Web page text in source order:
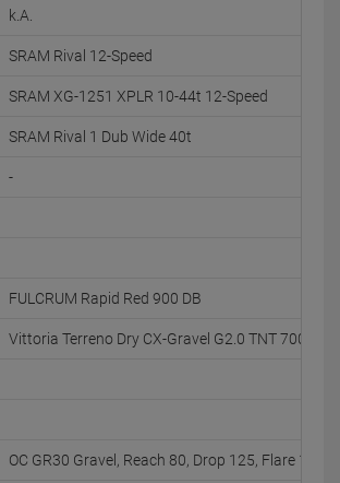
k.A.
SRAM Rival 12-Speed
SRAM XG-1251 XPLR 10-44t 12-Speed
SRAM Rival 1 Dub Wide 40t
-
FULCRUM Rapid Red 900 DB
Vittoria Terreno Dry CX-Gravel G2.0 TNT 700x38c
OC GR30 Gravel, Reach 80, Drop 125, Flare 12,